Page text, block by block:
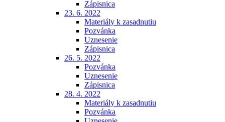
Zápisnica
23. 6. 2022
Materiály k zasadnutiu
Pozvánka
Uznesenie
Zápisnica
26. 5. 2022
Pozvánka
Uznesenie
Zápisnica
28. 4. 2022
Materiály k zasadnutiu
Pozvánka